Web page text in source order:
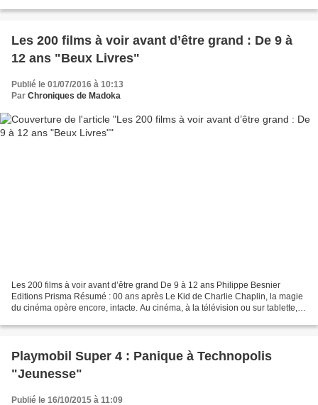
Les 200 films à voir avant d’être grand : De 9 à
12 ans "Beux Livres"
Publié le 01/07/2016 à 10:13
Par Chroniques de Madoka
Les 200 films à voir avant d’être grand De 9 à 12 ans Philippe Besnier
Editions Prisma Résumé : 00 ans après Le Kid de Charlie Chaplin, la magie
du cinéma opère encore, intacte. Au cinéma, à la télévision ou sur tablette,
Playmobil Super 4 : Panique à Technopolis
"Jeunesse"
Publié le 16/10/2015 à 11:09